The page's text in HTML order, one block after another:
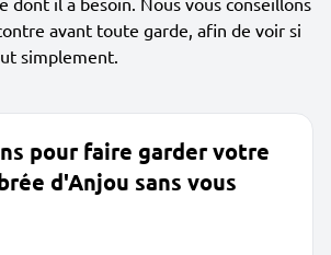
avant toute garde, afin de voir si
simplement.
pour faire garder votre
d'Anjou sans vous